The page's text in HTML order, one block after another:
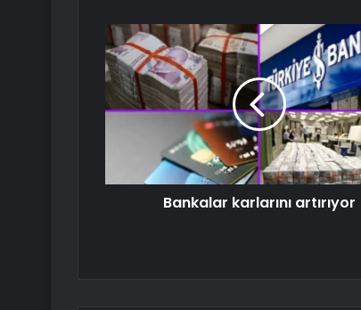
Bankalar karlarını artırıyor